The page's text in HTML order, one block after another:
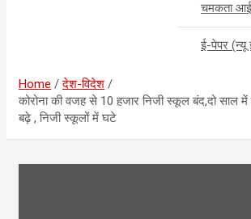
चमकता
ई-पेपर (न्यू
Home
देश-विदेश
कोरोना की वजह से 10 हजार निजी स्कूल बंद,दो साल
बढ़े , निजी स्कूलों में घटे